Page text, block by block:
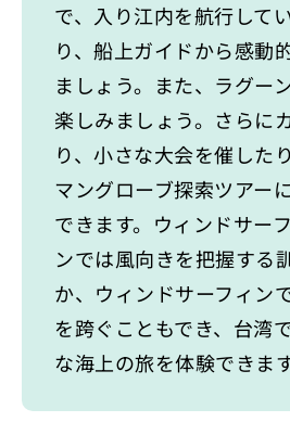
で、入り江内を航行して
り、船上ガイドから感動
ましょう。また、ラグー
楽しみましょう。さらに
り、小さな大会を催した
マングローブ探索ツアー
できます。ウィンドサー
ンでは風向きを把握する
か、ウィンドサーフィン
を跨ぐこともでき、台湾
な海上の旅を体験できます